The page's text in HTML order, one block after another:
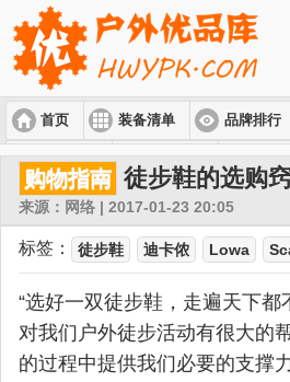
首页 装备清单 品牌排行
入门套装 进阶套装 高端
购物指南 徒步鞋的选购
来源：网络 | 2017-01-23 20:05
标签： 徒步鞋 迪卡侬 Lowa
“选好一双徒步鞋，走遍天下都
对我们户外徒步活动有很大的
的过程中提供我们必要的支撑